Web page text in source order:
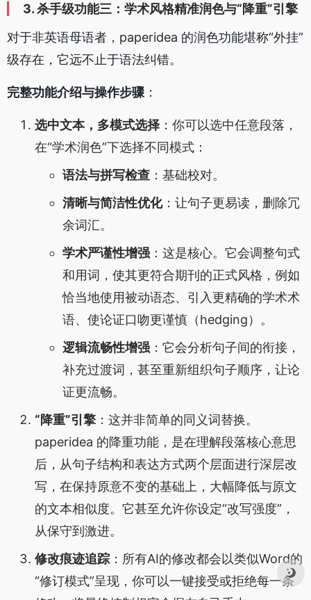
3. 杀手级功能三：学术风格精准润色与“降重”引擎
对于非英语母语者，paperidea 的润色功能堪称“外挂”
级存在，它远不止于语法纠错。
完整功能介绍与操作步骤 ：
选中文本，多模式选择 ：你可以选中任意段落，
在“学术润色”下选择不同模式：
语法与拼写检查 ：基础校对。
清晰与简洁性优化：让句子更易读，删除冗
余词汇。
学术严谨性增强 ：这是核心。它会调整句式
和用词，使其更符合期刊的正式风格，例如
恰当地使用被动语态、引入更精确的学术术
语、使论证口吻更谨慎（hedging）。
逻辑流畅性增强 ：它会分析句子间的衔接，
补充过渡词，甚至重新组织句子顺序，让论
证更流畅。
“降重”引擎：这并非简单的同义词替换。
paperidea 的降重功能，是在理解段落核心意思
后，从句子结构和表达方式两个层面进行深层改
写，在保持原意不变的基础上，大幅降低与原文
的文本相似度。它甚至允许你设定“改写强度”，
从保守到激进。
修改痕迹追踪 ：所有AI的修改都会以类似Word的
“修订模式”呈现，你可以一键接受或拒绝每一条